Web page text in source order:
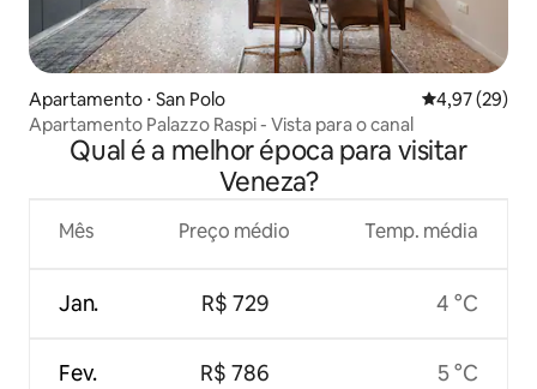
Apartamento ⋅ San Polo 4,97 de uma
4,97 (29)
Apartamento Palazzo Raspi - Vista para o canal
Qual é a melhor época para visitar
Veneza?
Mês
Jan.
Fev.
Preço médio
R$ 729
R$ 786
Temp. média
4 °C
5 °C